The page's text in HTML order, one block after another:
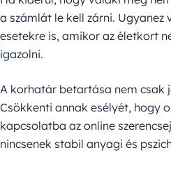
a számlát le kell zárni. Ugyanez
esetekre is, amikor az életkort
igazolni.
A korhatár betartása nem csak
Csökkenti annak esélyét, hogy
kapcsolatba az online
nincsenek stabil anyagi és